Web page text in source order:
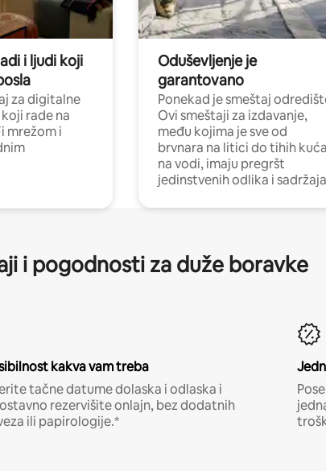
i ljudi koji
za digitalne
rade na
mrežom i
Oduševljenje je
garantovano
Ponekad je smeštaj
Ovi smeštaji za izdavanje,
među kojima je sve od
brvnara na litici do tihih kuća
na vodi, imaju pregršt
jedinstvenih odlika i
i pogodnosti za duže boravke
kakva vam treba
tačne datume dolaska i odlaska i
rezervišite onlajn, bez dodatnih
ili papirologije.*